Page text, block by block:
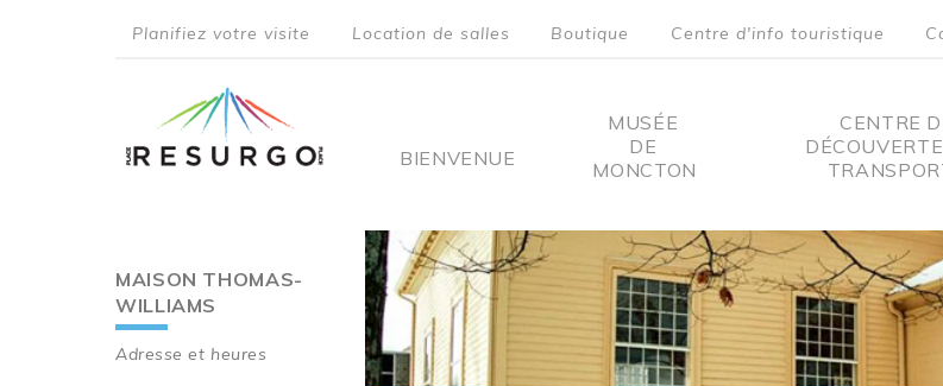
menu
Planifiez votre visite Location de salles Boutique Centre d'info touristique
Main
BIENVENUE
MUSÉE
DE
MONCTON
CENTRE
Main
navigation
MAISON THOMAS-
WILLIAMS
Adresse et heures